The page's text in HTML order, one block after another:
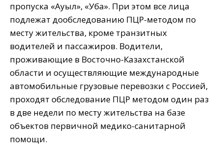
пропуска «Ауыл», «Уба». При этом все лица
подлежат дообследованию ПЦР-методом по
месту жительства, кроме транзитных
водителей и пассажиров. Водители,
проживающие в Восточно-Казахстанской
области и осуществляющие международные
автомобильные грузовые перевозки с Россией,
проходят обследование ПЦР методом один раз
в две недели по месту жительства на базе
объектов первичной медико-санитарной
помощи.